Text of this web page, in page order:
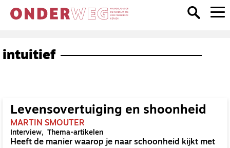
intuitief
Levensovertuiging en shoonheid
MARTIN SMOUTER
Interview Thema-artikelen
Heeft de manier waarop je naar schoonheid kijkt met